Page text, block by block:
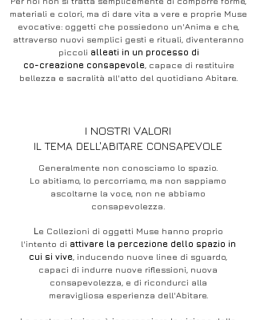
materiali e colori, ma di dare vita a vere e proprie Muse
evocative: oggetti che possiedono un'Anima e che,
attraverso nuovi semplici gesti e rituali, diventeranno
piccoli alleati in un processo di
co-creazione consapevole , capace di restituire
bellezza e sacralità all'atto del quotidiano Abitare.
I NOSTRI VALORI
IL TEMA DELL'ABITARE CONSAPEVOLE
Generalmente non conosciamo lo spazio.
Lo abitiamo, lo percorriamo, ma non sappiamo
ascoltarne la voce, non ne abbiamo
consapevolezza.
L e Collezioni di oggetti Muse hanno proprio
l'intento di attivare la percezione dello spazio in
cui si vive , inducendo nuove linee di sguardo,
capaci di indurre nuove riflessioni, nuova
consapevolezza, e di ricondurci alla
meravigliosa esperienza dell'Abitare.